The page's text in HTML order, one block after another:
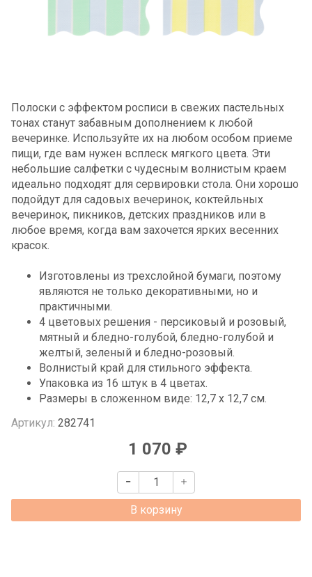
Полоски с эффектом росписи в свежих пастельных
тонах станут забавным дополнением к любой
вечеринке. Используйте их на любом особом приеме
пищи, где вам нужен всплеск мягкого цвета. Эти
небольшие салфетки с чудесным волнистым краем
идеально подходят для сервировки стола. Они хорошо
подойдут для садовых вечеринок, коктейльных
вечеринок, пикников, детских праздников или в
любое время, когда вам захочется ярких весенних
красок.
Изготовлены из трехслойной бумаги, поэтому
являются не только декоративными, но и
практичными.
4 цветовых решения - персиковый и розовый,
мятный и бледно-голубой, бледно-голубой и
желтый, зеленый и бледно-розовый.
Волнистый край для стильного эффекта.
Упаковка из 16 штук в 4 цветах.
Размеры в сложенном виде: 12,7 x 12,7 см.
Артикул: 282741
1 070 ₽
В корзину